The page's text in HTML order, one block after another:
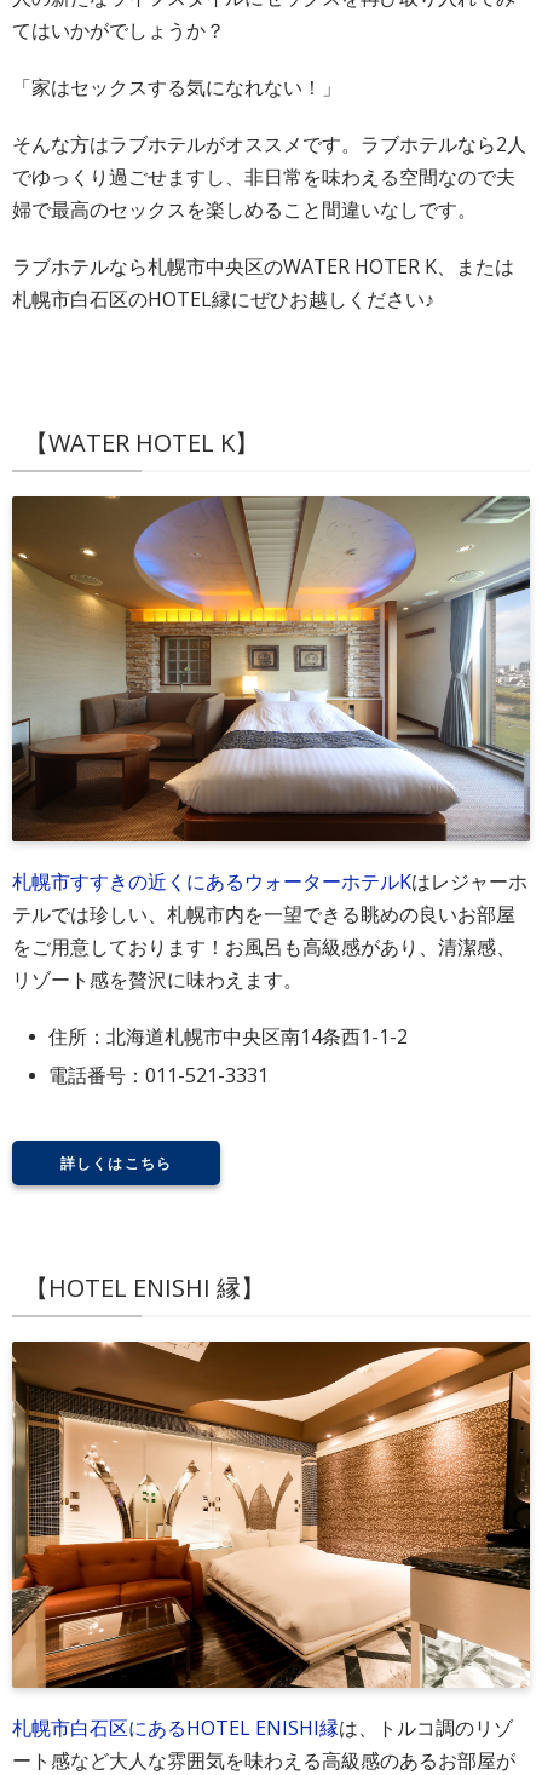
てはいかがでしょうか？
「家はセックスする気になれない！」
そんな方はラブホテルがオススメです。ラブホテルなら2人
でゆっくり過ごせますし、非日常を味わえる空間なので夫
婦で最高のセックスを楽しめること間違いなしです。
ラブホテルなら札幌市中央区のWATER HOTER K、または
札幌市白石区のHOTEL縁にぜひお越しください♪
【WATER HOTEL K】
札幌市すすきの近くにあるウォーターホテルKはレジャーホ
テルでは珍しい、札幌市内を一望できる眺めの良いお部屋
をご用意しております！お風呂も高級感があり、清潔感、
リゾート感を贅沢に味わえます。
住所：北海道札幌市中央区南14条西1-1-2
電話番号：011-521-3331
詳しくはこちら
【HOTEL ENISHI 縁】
札幌市白石区にあるHOTEL ENISHI縁は、トルコ調のリゾ
ート感など大人な雰囲気を味わえる高級感のあるお部屋が